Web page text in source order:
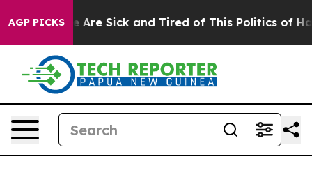
AGP PICKSAre Sick and Tired of This Politics of Hatred”